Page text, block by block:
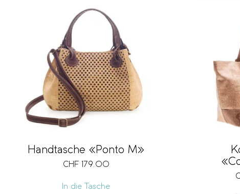
Handtasche «Ponto M»
CHF 179.00
In die Tasche